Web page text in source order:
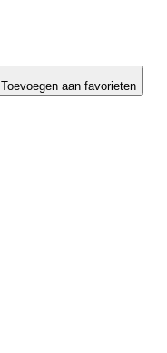
Toevoegen aan favorieten